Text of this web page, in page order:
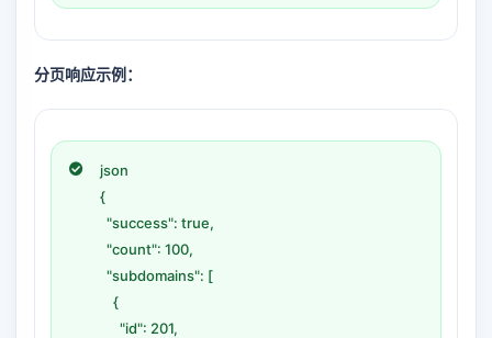
分页响应示例：
json
{
"success": true,
"count": 100,
"subdomains": [
{
"id": 201,